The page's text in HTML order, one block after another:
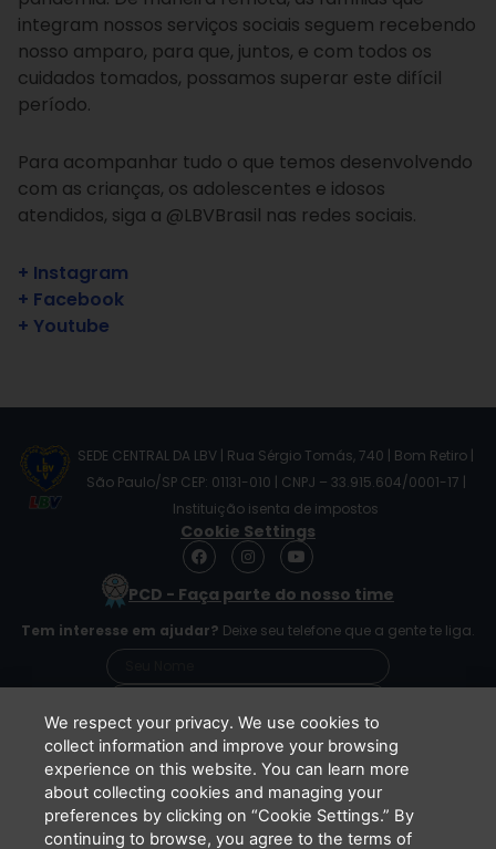
integram nossos serviços sociais seguem recebendo
nosso amparo, para que, juntos, e com todos os
cuidados tomados, possamos superar este difícil
período.
Para acompanhar tudo o que temos desenvolvendo
com as crianças, os adolescentes e idosos
atendidos, siga a @LBVBrasil nas redes sociais.
+ Instagram
+ Facebook
+ Youtube
SEDE CENTRAL DA LBV | Rua Sérgio Tomás, 740 | Bom Retiro |
São Paulo/SP CEP: 01131-010 | CNPJ – 33.915.604/0001-17 |
Instituição isenta de impostos
Cookie Settings
F
a
e
o
o
I
n
s
t
g
r
m
Y
o
t
b
e
PCD - Faça parte do nosso time
Tem interesse em ajudar? Deixe seu telefone que a gente te liga.
Li e concordo que minhas informações serão
tratadas de acordo com oAviso de Privacidade
da LBV
We respect your privacy. We use cookies to
collect information and improve your browsing
experience on this website. You can learn more
about collecting cookies and managing your
preferences by clicking on “Cookie Settings.” By
continuing to browse, you agree to the terms of